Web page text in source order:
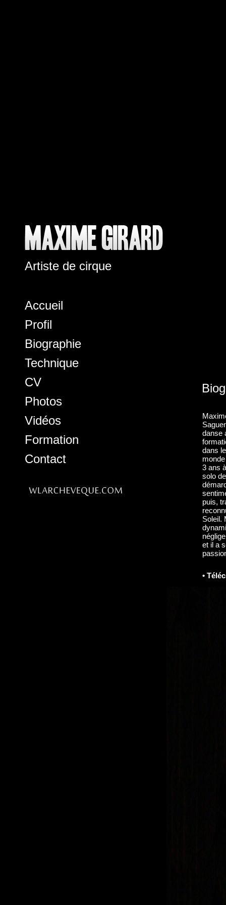
Artiste de cirque
Accueil
Profil
Biographie
Technique
CV
Photos
Vidéos
Formation
Contact
danse
dans
3 ans
solo
puis,
Soleil.
et il a
•